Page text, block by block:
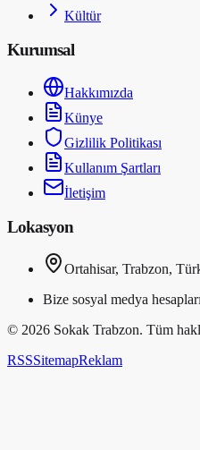
Kültür
Kurumsal
Hakkımızda
Künye
Gizlilik Politikası
Kullanım Şartları
İletişim
Lokasyon
Ortahisar, Trabzon,
Bize sosyal medya
© 2026 Sokak Trabzon. Tüm
RSSSitemapReklam